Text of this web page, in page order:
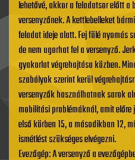
lehetővé, akkor a feladatsor előtt a
versenyzőnek. A kettlebelleket
feladat ideje alatt. Fej fölé nyomás
de nem ugorhat fel a versenyző.
gyakorlat végrehajtása közben.
szabályok szerint kerül
versenyzők használhatnak sarok
mobilitási problémáknál, amit
első körben 15, a másodikban 12,
ismétlést szükséges elvégezni.
Evezőgép: A versenyző a